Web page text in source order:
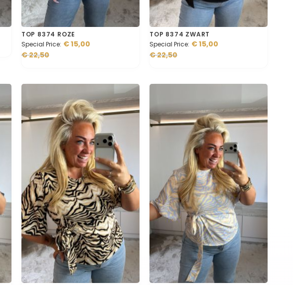
TOP 8374 ROZE
Special Price € 15,00
€ 22,50
TOP 8374 ZWART
Special Price € 15,00
€ 22,50